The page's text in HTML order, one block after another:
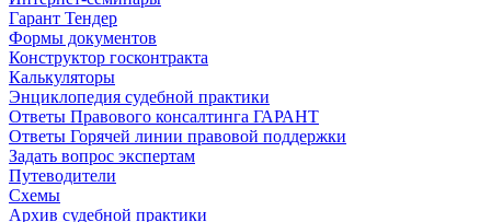
Гарант Тендер
Формы документов
Конструктор госконтракта
Калькуляторы
Энциклопедия судебной практики
Ответы Правового консалтинга ГАРАНТ
Ответы Горячей линии правовой поддержки
Задать вопрос экспертам
Путеводители
Схемы
Архив судебной практики